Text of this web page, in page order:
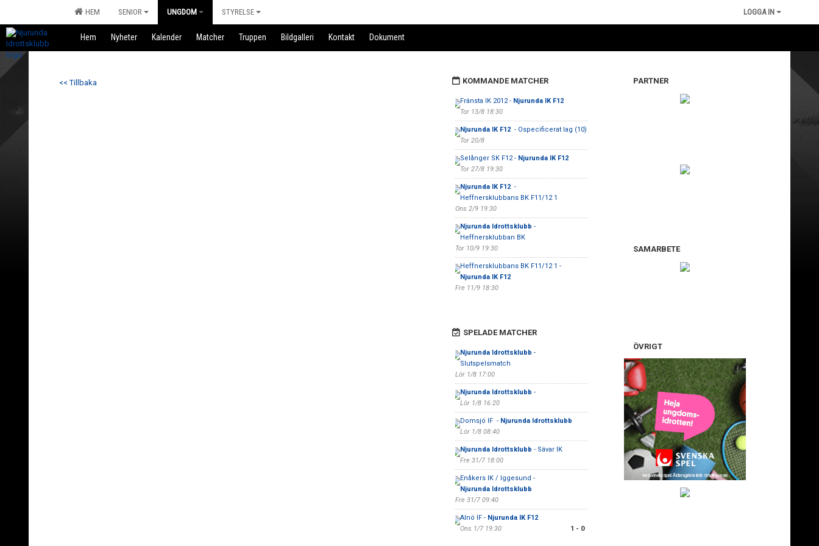
HEM SENIOR UNGDOM STYRELSE LOGGA IN
Hem Nyheter Kalender Matcher Truppen Bildgalleri Kontakt Dokument
<< Tillbaka KOMMANDE MATCHER
Fränsta IK 2012 - Njurunda IK F12
Tor 13/8 18:30
Njurunda IK F12 - Ospecificerat lag (10)
Tor 20/8
Selånger SK F12 - Njurunda IK F12
Tor 27/8 19:30
Njurunda IK F12 -
Heffnersklubbans BK F11/12 1
Ons 2/9 19:30
Njurunda Idrottsklubb -
Heffnersklubban BK
Tor 10/9 19:30
Heffnersklubbans BK F11/12 1 -
Njurunda IK F12
Fre 11/9 18:30
SPELADE MATCHER
Njurunda Idrottsklubb -
Slutspelsmatch
Lör 1/8 17:00
Njurunda Idrottsklubb -
Lör 1/8 16:20
Domsjö IF - Njurunda Idrottsklubb
Lör 1/8 08:40
Njurunda Idrottsklubb - Sävar IK
Fre 31/7 18:00
Enåkers IK / Iggesund -
Njurunda Idrottsklubb
Fre 31/7 09:40
Alnö IF - Njurunda IK F12
Ons 1/7 19:30
1 - 0
PARTNER
SAMARBETE
ÖVRIGT